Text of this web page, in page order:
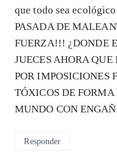
que todo sea ecológico
PASADA DE
FUERZA!!! ¿DONDE
JUECES AHORA
POR IMPOSICIONES
TÓXICOS DE
MUNDO CON
Responder